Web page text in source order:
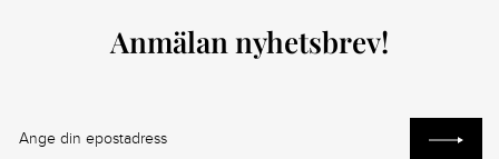
Anmälan nyhetsbrev!